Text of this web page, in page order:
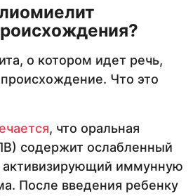
о котором идет речь,
Что это
, что оральная
содержит ослабленный
активизирующий иммунную
После введения ребенку